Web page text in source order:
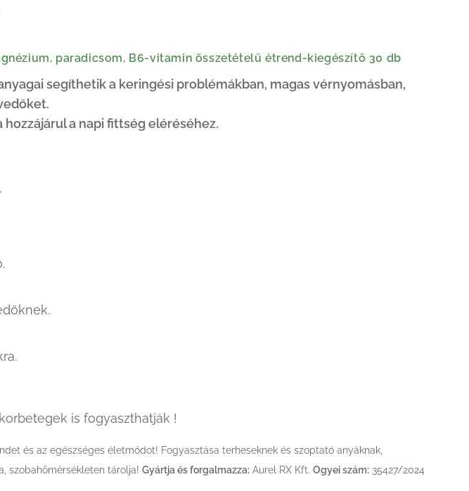
paradicsom, B6-vitamin összetételű étrend-kiegészítő 30 db
segíthetik a keringési problémákban, magas vérnyomásban,
a napi fittség eléréséhez.
is fogyaszthatják !
és az egészséges életmódot! Fogyasztása terheseknek és szoptató anyáknak,
szobahőmérsékleten tárolja! Gyártja és forgalmazza: Aurel RX Kft. Ogyei szám: 35427/2024